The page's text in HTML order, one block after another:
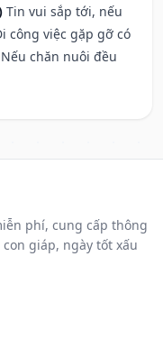
Tin vui sắp tới, nếu
công việc gặp gỡ có
chăn nuôi đều
phí, cung cấp thông
giáp, ngày tốt xấu